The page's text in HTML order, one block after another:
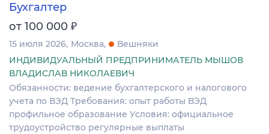
Бухгалтер
от 100 000 ₽
15 июля 2026 Москва
Вешняки
ИНДИВИДУАЛЬНЫЙ ПРЕДПРИНИМАТЕЛЬ МЫШОВ
ВЛАДИСЛАВ НИКОЛАЕВИЧ
Обязанности: ведение бухгалтерского и налогового
учета по ВЭД Требования: опыт работы ВЭД
профильное образование Условия: официальное
трудоустройство регулярные выплаты